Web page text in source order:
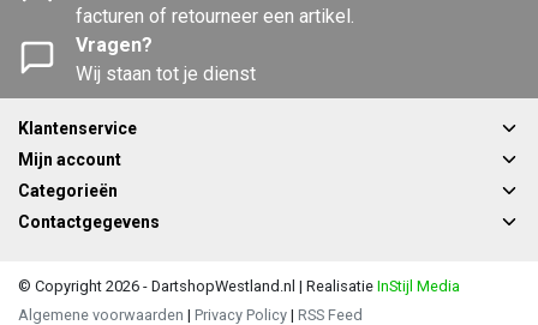
facturen of retourneer een artikel.
Vragen?
Wij staan tot je dienst
Klantenservice
Mijn account
Categorieën
Contactgegevens
© Copyright 2026 - DartshopWestland.nl | Realisatie InStijl Media
Algemene voorwaarden | Privacy Policy | RSS Feed